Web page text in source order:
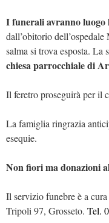
I funerali avranno luogo
dall’obitorio
salma si trova esposta. La
chiesa parrocchiale di
Il feretro proseguirà per il
La famiglia ringrazia
esequie.
Non fiori ma donazioni
Il servizio funebre è a
Tripoli 97, Grosseto. Tel.